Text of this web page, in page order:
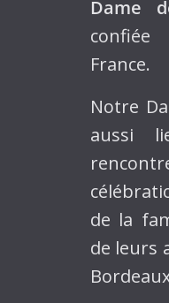
Dame
France.
Notre
aussi
de la
de leurs